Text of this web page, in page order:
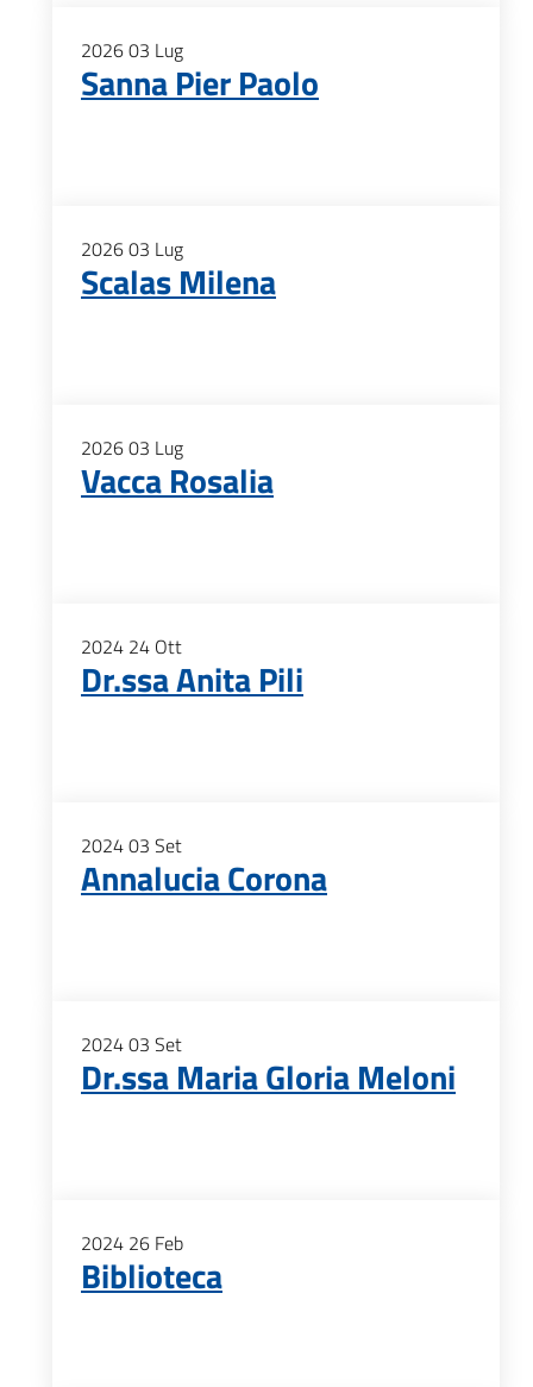
202603 Lug
Sanna Pier Paolo
202603 Lug
Scalas Milena
202603 Lug
Vacca Rosalia
2024 24 Ott
Dr.ssa Anita Pili
202403 Set
Annalucia Corona
202403 Set
Dr.ssa Maria Gloria Meloni
2024 26 Feb
Biblioteca